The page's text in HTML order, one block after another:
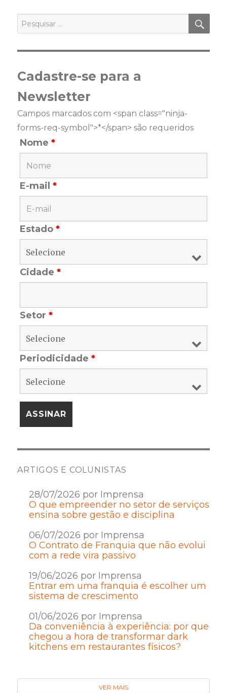
por:
Cadastre-se para a
Newsletter
Campos marcados com <span class="ninja-
forms-req-symbol">*</span> são requeridos
Nome*
E-mail*
Estado*
Cidade*
Setor*
Periodicidade*
ARTIGOS E COLUNISTAS
28/07/2026 por Imprensa
O que empreender no setor de serviços
ensina sobre gestão e disciplina
06/07/2026 por Imprensa
O Contrato de Franquia que não evolui
com a rede vira passivo
19/06/2026 por Imprensa
Entrar em uma franquia é escolher um
sistema de crescimento
01/06/2026 por Imprensa
Da conveniência à experiência: por que
chegou a hora de transformar dark
kitchens em restaurantes físicos?
VER MAIS